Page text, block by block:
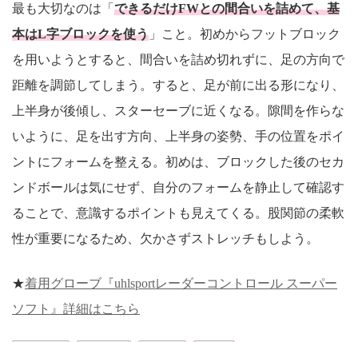
最も大切なのは「 できるだけFWとの間合いを詰めて、基
本はL字ブロックを使う 」こと。初めからフットブロック
を用いようとすると、間合いを詰め切れずに、足の方向で
距離を調節してしまう。すると、足が前に出る形になり、
上半身が後傾し、スターセーブに近くなる。隙間を作らな
いように、足を出す方向、上半身の姿勢、手の位置をポイ
ントにフォームを整える。初めは、ブロックした後のセカ
ンドボールは気にせず、自分のフォームを静止して確認す
ることで、意識するポイントも見えてくる。股関節の柔軟
性が重要になるため、欠かさずストレッチもしよう。
★着用グローブ『uhlsportレーダーコントロール スーパー
ソフト』詳細はこちら